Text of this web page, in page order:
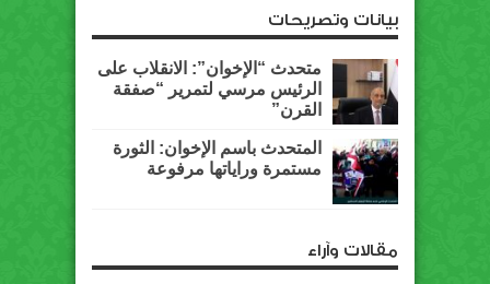
بيانات وتصريحات
متحدث “الإخوان”: الانقلاب على
الرئيس مرسي لتمرير “صفقة
القرن”
المتحدث باسم الإخوان: الثورة
مستمرة وراياتها مرفوعة
مقالات وآراء